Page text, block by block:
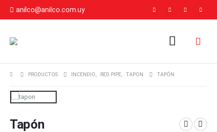
anilco@anilco.com.uy
PRODUCTOS INCENDIO, RED PIPE, TAPON TAPÓN
Tapón